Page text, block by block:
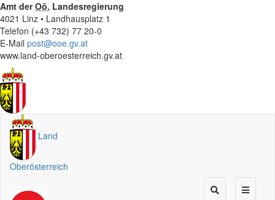
Amt derOö. Landesregierung
4021 Linz • Landhausplatz 1
Telefon (+43 732) 77 20-0
E-Mail post@ooe.gv.at
www.land-oberoesterreich.gv.at
Land
Oberösterreich